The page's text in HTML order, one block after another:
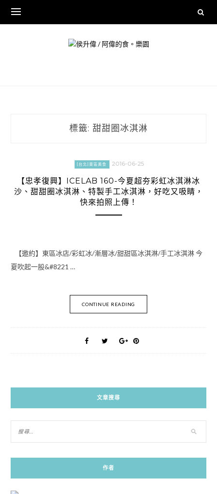
content
標籤: 甜甜圈冰淇淋
[台北]東區美食 2016-06-25
【忠孝復興】ICELAB 160-今夏超夯彩虹冰淇淋冰
沙、甜甜圈冰淇淋、特製手工冰淇淋，好吃又吸睛，
快來拍照上傳！
【邀約】東區冰店/彩虹冰/漸層冰/甜甜區冰淇淋/手工冰淇淋 今
夏吹起一股&#8221 …
CONTINUE READING
文章搜尋
作者